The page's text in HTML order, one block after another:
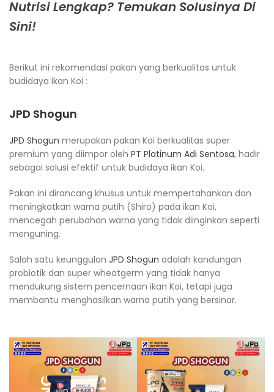
Nutrisi Lengkap? Temukan Solusinya Di
Sini!
Berikut ini rekomendasi pakan yang berkualitas untuk
budidaya ikan Koi :
JPD Shogun
JPD Shogun merupakan pakan Koi berkualitas super
premium yang diimpor oleh PT Platinum Adi Sentosa, hadir
sebagai solusi efektif untuk budidaya ikan Koi.
Pakan ini dirancang khusus untuk mempertahankan dan
meningkatkan warna putih (Shiro) pada ikan Koi,
mencegah perubahan warna yang tidak diinginkan seperti
menguning.
Salah satu keunggulan JPD Shogun adalah kandungan
probiotik dan super wheatgerm yang tidak hanya
mendukung sistem pencernaan ikan Koi, tetapi juga
membantu menghasilkan warna putih yang bersinar.